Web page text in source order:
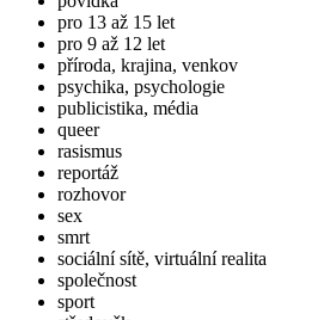
pro 13 až 15 let
pro 9 až 12 let
příroda, krajina, venkov
psychika, psychologie
publicistika, média
queer
rasismus
reportáž
rozhovor
sex
smrt
sociální sítě, virtuální realita
společnost
sport